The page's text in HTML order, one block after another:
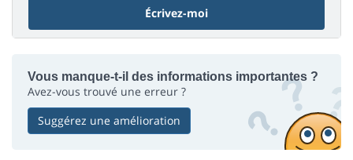
Écrivez-moi
Vous manque-t-il des informations importantes ?
Avez-vous trouvé une erreur ?
Suggérez une amélioration